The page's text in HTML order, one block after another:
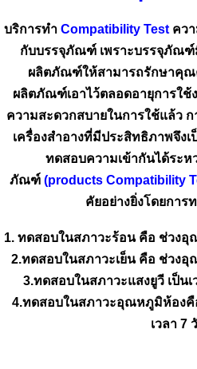
บริการทำ Compatibility Test คว
กับบรรจุภัณฑ์ เพราะบรรจุภัณ
ผลิตภัณฑ์ให้สามารถรักษาคุณ
ผลิตภัณฑ์เอาไว้ตลอดอายุการใช้
ความสะดวกสบายในการใช้แล้ว
เครื่องสำอางที่มีประสิทธิภาพจึง
ทดสอบความเข้ากันได้ระ
ภัณฑ์ (products Compatibility
คัยอย่างยิ่งโดยการ
1. ทดสอบในสภาวะร้อน คือ ช่วงอุ
2.ทดสอบในสภาวะเย็น คือ ช่วงอุ
3.ทดสอบในสภาวะแสงยูวี เป็น
4.ทดสอบในสภาวะอุณหภูมิห้องคื
เวลา 7